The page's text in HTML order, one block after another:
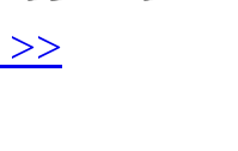
اطلاعات بیشتر >>